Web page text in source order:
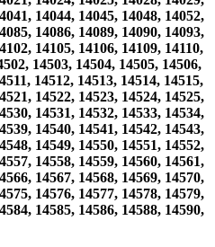
14044, 14045, 14048, 14052,
14086, 14089, 14090, 14093,
14105, 14106, 14109, 14110,
14503, 14504, 14505, 14506,
14512, 14513, 14514, 14515,
14522, 14523, 14524, 14525,
14531, 14532, 14533, 14534,
14540, 14541, 14542, 14543,
14549, 14550, 14551, 14552,
14558, 14559, 14560, 14561,
14567, 14568, 14569, 14570,
14576, 14577, 14578, 14579,
14585, 14586, 14588, 14590,